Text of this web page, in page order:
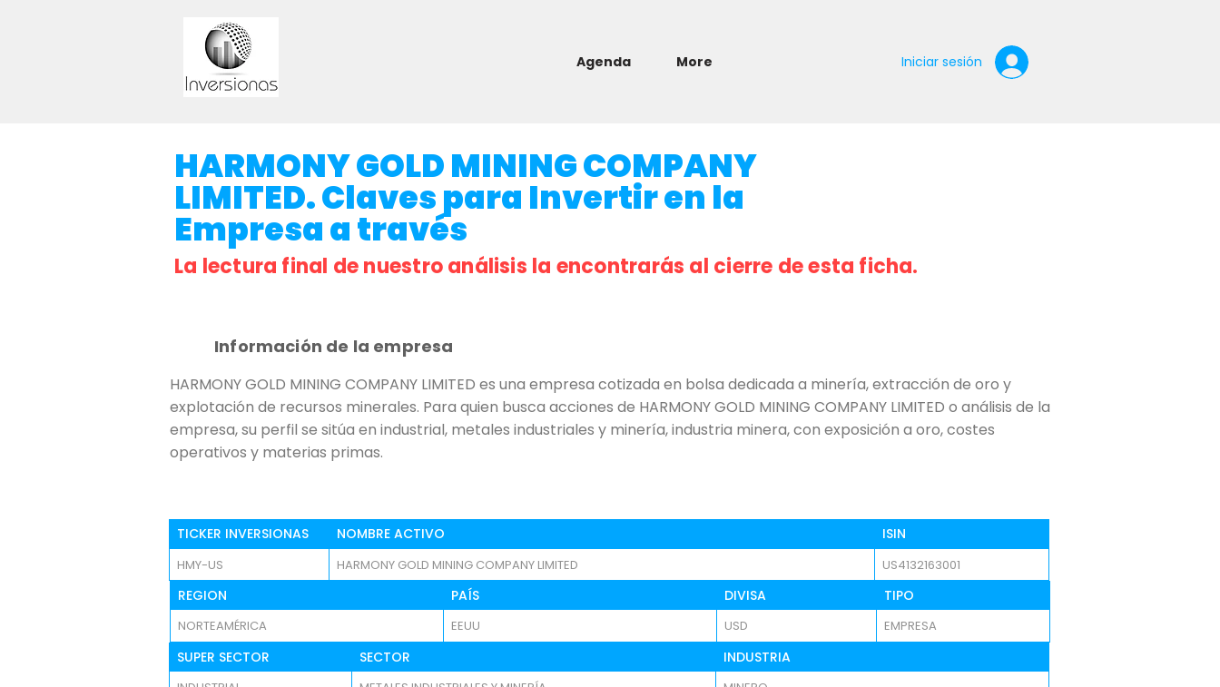
Agenda More Iniciar sesión
HARMONY GOLD MINING COMPANY
LIMITED. Claves para Invertir en la
Empresa a través
La lectura final de nuestro análisis la encontrarás al cierre de esta ficha.
Información de la empresa
HARMONY GOLD MINING COMPANY LIMITED es una empresa cotizada en bolsa dedicada a minería, extracción de oro y
explotación de recursos minerales. Para quien busca acciones de HARMONY GOLD MINING COMPANY LIMITED o análisis de la
empresa, su perfil se sitúa en industrial, metales industriales y minería, industria minera, con exposición a oro, costes
operativos y materias primas.
TICKER INVERSIONAS NOMBRE ACTIVO ISIN
HMY-US HARMONY GOLD MINING COMPANY LIMITED US4132163001
REGION PAÍS DIVISA TIPO
NORTEAMÉRICA EEUU USD EMPRESA
SUPER SECTOR SECTOR INDUSTRIA